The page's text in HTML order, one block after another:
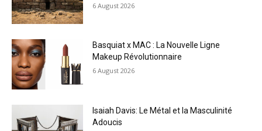
6 August 2026
Basquiat x MAC : La Nouvelle Ligne
Makeup Révolutionnaire
6 August 2026
Isaiah Davis: Le Métal et la Masculinité
Adoucis